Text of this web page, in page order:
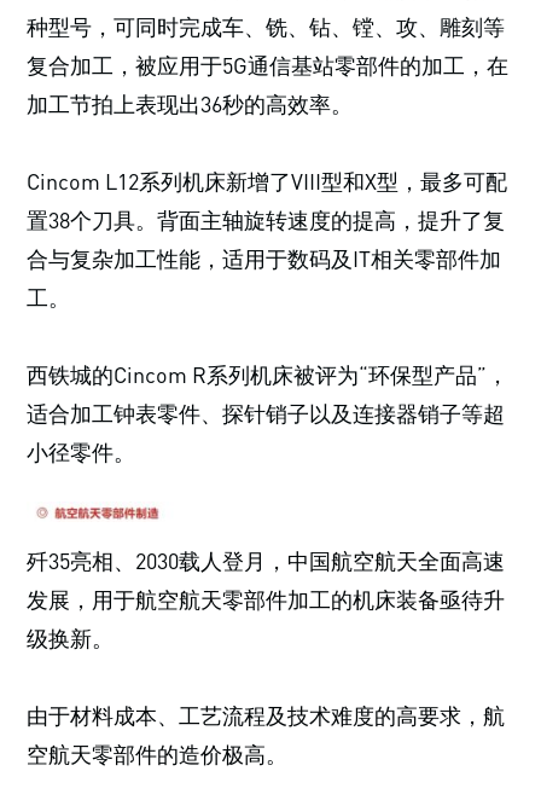
种型号，可同时完成车、铣、钻、镗、攻、雕刻等
复合加工，被应用于5G通信基站零部件的加工，在
加工节拍上表现出36秒的高效率。
Cincom L12系列机床新增了VIII型和X型，最多可配
置38个刀具。背面主轴旋转速度的提高，提升了复
合与复杂加工性能，适用于数码及IT相关零部件加
工。
西铁城的Cincom R系列机床被评为“环保型产品”，
适合加工钟表零件、探针销子以及连接器销子等超
小径零件。
歼35亮相、2030载人登月，中国航空航天全面高速
发展，用于航空航天零部件加工的机床装备亟待升
级换新。
由于材料成本、工艺流程及技术难度的高要求，航
空航天零部件的造价极高。